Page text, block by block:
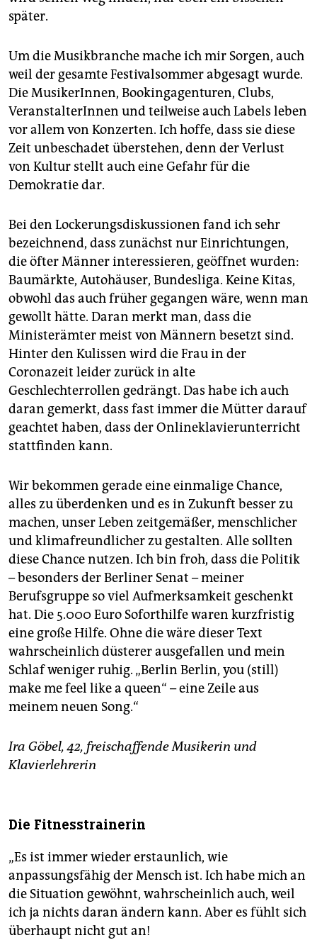
später.
Um die Musikbranche mache ich mir Sorgen, auch
weil der gesamte Festivalsommer abgesagt wurde.
Die MusikerInnen, Bookingagenturen, Clubs,
VeranstalterInnen und teilweise auch Labels leben
vor allem von Konzerten. Ich hoffe, dass sie diese
Zeit unbeschadet überstehen, denn der Verlust
von Kultur stellt auch eine Gefahr für die
Demokratie dar.
Bei den Lockerungsdiskussionen fand ich sehr
bezeichnend, dass zunächst nur Einrichtungen,
die öfter Männer interessieren, geöffnet wurden:
Baumärkte, Autohäuser, Bundesliga. Keine Kitas,
obwohl das auch früher gegangen wäre, wenn man
gewollt hätte. Daran merkt man, dass die
Ministerämter meist von Männern besetzt sind.
Hinter den Kulissen wird die Frau in der
Coronazeit leider zurück in alte
Geschlechterrollen gedrängt. Das habe ich auch
daran gemerkt, dass fast immer die Mütter darauf
geachtet haben, dass der Onlineklavierunterricht
stattfinden kann.
Wir bekommen gerade eine einmalige Chance,
alles zu überdenken und es in Zukunft besser zu
machen, unser Leben zeitgemäßer, menschlicher
und klimafreundlicher zu gestalten. Alle sollten
diese Chance nutzen. Ich bin froh, dass die Politik
– besonders der Berliner Senat – meiner
Berufsgruppe so viel Aufmerksamkeit geschenkt
hat. Die 5.000 Euro Soforthilfe waren kurzfristig
eine große Hilfe. Ohne die wäre dieser Text
wahrscheinlich düsterer ausgefallen und mein
Schlaf weniger ruhig. „Berlin Berlin, you (still)
make me feel like a queen“ – eine Zeile aus
meinem neuen Song.“
Ira Göbel, 42, freischaffende Musikerin und
Klavierlehrerin
Die Fitnesstrainerin
„Es ist immer wieder erstaunlich, wie
anpassungsfähig der Mensch ist. Ich habe mich an
die Situation gewöhnt, wahrscheinlich auch, weil
ich ja nichts daran ändern kann. Aber es fühlt sich
überhaupt nicht gut an!